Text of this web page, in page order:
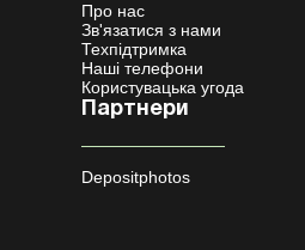
Про нас
Зв'язатися з нами
Техпідтримка
Наші телефони
Користувацька угода
Партнери
Depositphotos